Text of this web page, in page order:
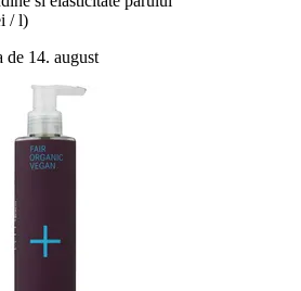
/ l)
de 14. august